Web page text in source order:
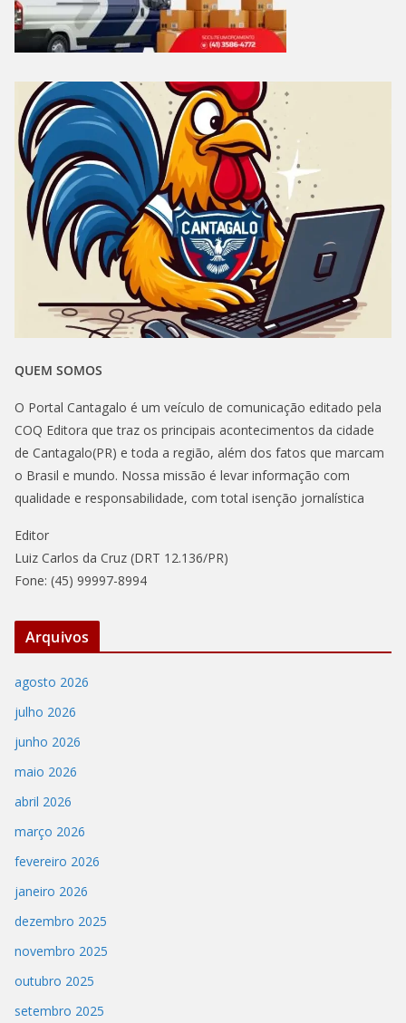
QUEM SOMOS
O Portal Cantagalo é um veículo de comunicação editado pela
COQ Editora que traz os principais acontecimentos da cidade
de Cantagalo(PR) e toda a região, além dos fatos que marcam
o Brasil e mundo. Nossa missão é levar informação com
qualidade e responsabilidade, com total isenção jornalística
Editor
Luiz Carlos da Cruz (DRT 12.136/PR)
Fone: (45) 99997-8994
Arquivos
agosto 2026
julho 2026
junho 2026
maio 2026
abril 2026
março 2026
fevereiro 2026
janeiro 2026
dezembro 2025
novembro 2025
outubro 2025
setembro 2025